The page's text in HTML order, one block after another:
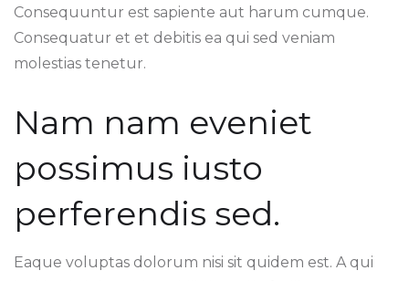
Consequuntur est sapiente aut harum cumque.
Consequatur et et debitis ea qui sed veniam
molestias tenetur.
Nam nam eveniet
possimus iusto
perferendis sed.
Eaque voluptas dolorum nisi sit quidem est. A qui